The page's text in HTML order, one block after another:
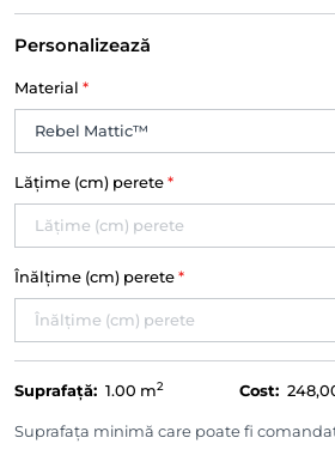
Personalizează
Material *
Lățime (cm) perete *
Înălțime (cm) perete *
Suprafață: 1.00 m2 Cost:
Suprafața minimă care poate fi